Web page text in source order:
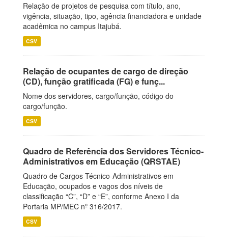
Relação de projetos de pesquisa com título, ano,
vigência, situação, tipo, agência financiadora e unidade
acadêmica no campus Itajubá.
CSV
Relação de ocupantes de cargo de direção
(CD), função gratificada (FG) e funç...
Nome dos servidores, cargo/função, código do
cargo/função.
CSV
Quadro de Referência dos Servidores Técnico-
Administrativos em Educação (QRSTAE)
Quadro de Cargos Técnico-Administrativos em
Educação, ocupados e vagos dos níveis de
classificação “C”, “D” e “E”, conforme Anexo I da
Portaria MP/MEC nº 316/2017.
CSV